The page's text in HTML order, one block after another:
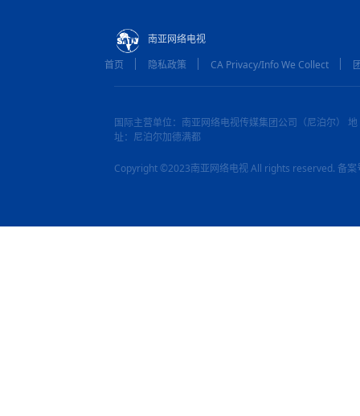
南亚网络电视
首页
隐私政策 CA Privacy/Info We Collect
国际主营单位：南亚网络电视传媒集团公司（尼泊尔） 地
址：尼泊尔加德满都
Copyright ©2023南亚网络电视 All rights reserved. 备